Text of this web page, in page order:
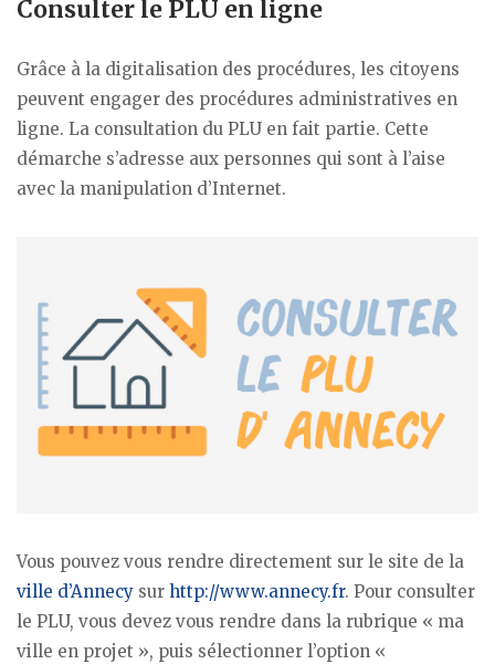
Consulter le PLU en ligne
Grâce à la digitalisation des procédures, les citoyens
peuvent engager des procédures administratives en
ligne. La consultation du PLU en fait partie. Cette
démarche s’adresse aux personnes qui sont à l’aise
avec la manipulation d’Internet.
Vous pouvez vous rendre directement sur le site de la
ville d’Annecy sur http://www.annecy.fr. Pour consulter
le PLU, vous devez vous rendre dans la rubrique « ma
ville en projet », puis sélectionner l’option «